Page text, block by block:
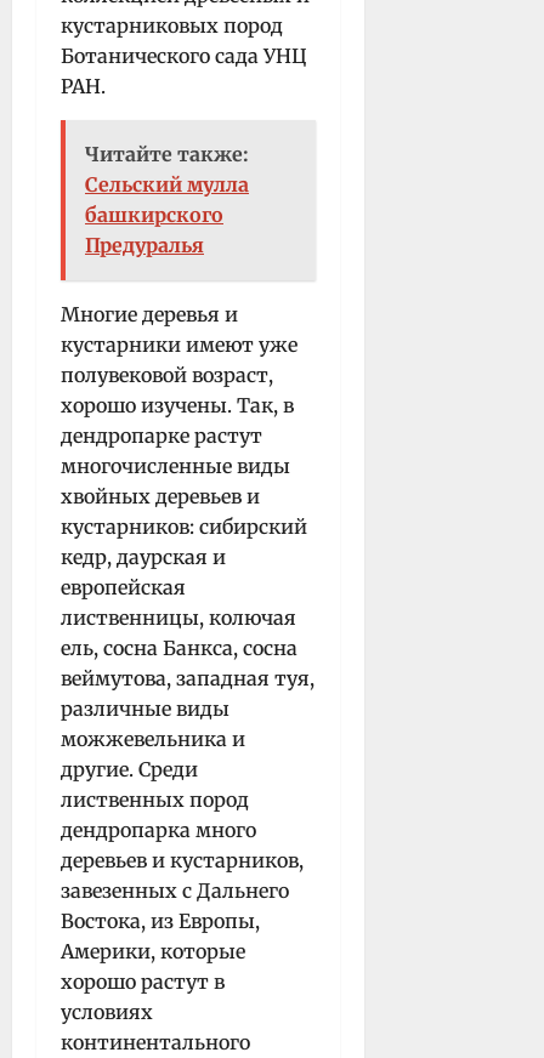
кустарниковых пород
Ботанического сада УНЦ
РАН.
Читайте также:
Сельский мулла
башкирского
Предуралья
Многие деревья и
кустарники имеют уже
полувековой возраст,
хорошо изучены. Так, в
дендропарке растут
многочисленные виды
хвойных деревьев и
кустарников: сибирский
кедр, даурская и
европейская
лиственницы, колючая
ель, сосна Банкса, сосна
веймутова, западная туя,
различные виды
можжевельника и
другие. Среди
лиственных пород
дендропарка много
деревьев и кустарников,
завезенных с Дальнего
Востока, из Европы,
Америки, которые
хорошо растут в
условиях
континентального